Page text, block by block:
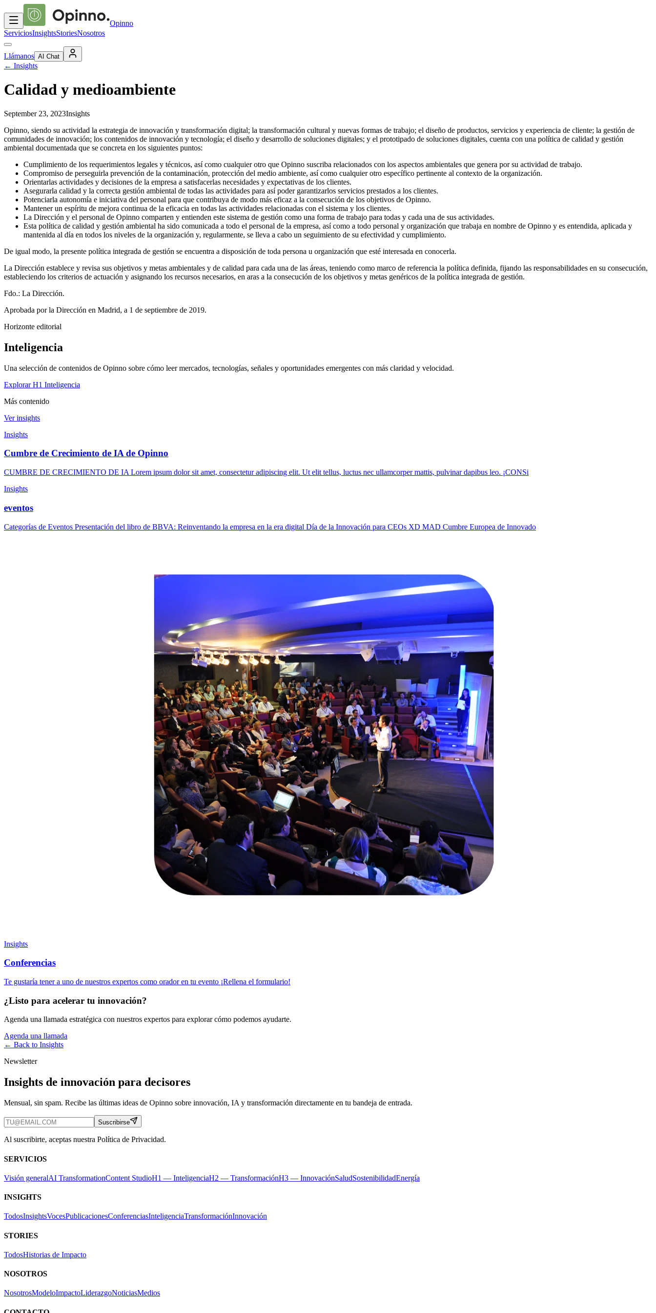
Opinno
ServiciosInsightsStoriesNosotros
Llámanos AI Chat
← Insights
Calidad y medioambiente
September 23, 2023Insights
Opinno, siendo su actividad la estrategia de innovación y transformación digital; la transformación cultural y nuevas formas de trabajo; el diseño de productos, servicios y experiencia de cliente; la gestión de
comunidades de innovación; los contenidos de innovación y tecnología; el diseño y desarrollo de soluciones digitales; y el prototipado de soluciones digitales, cuenta con una política de calidad y gestión
ambiental documentada que se concreta en los siguientes puntos:
Cumplimiento de los requerimientos legales y técnicos, así como cualquier otro que Opinno suscriba relacionados con los aspectos ambientales que genera por su actividad de trabajo.
Compromiso de perseguirla prevención de la contaminación, protección del medio ambiente, así como cualquier otro específico pertinente al contexto de la organización.
Orientarlas actividades y decisiones de la empresa a satisfacerlas necesidades y expectativas de los clientes.
Asegurarla calidad y la correcta gestión ambiental de todas las actividades para así poder garantizarlos servicios prestados a los clientes.
Potenciarla autonomía e iniciativa del personal para que contribuya de modo más eficaz a la consecución de los objetivos de Opinno.
Mantener un espíritu de mejora continua de la eficacia en todas las actividades relacionadas con el sistema y los clientes.
La Dirección y el personal de Opinno comparten y entienden este sistema de gestión como una forma de trabajo para todas y cada una de sus actividades.
Esta política de calidad y gestión ambiental ha sido comunicada a todo el personal de la empresa, así como a todo personal y organización que trabaja en nombre de Opinno y es entendida, aplicada y
mantenida al día en todos los niveles de la organización y, regularmente, se lleva a cabo un seguimiento de su efectividad y cumplimiento.
De igual modo, la presente política integrada de gestión se encuentra a disposición de toda persona u organización que esté interesada en conocerla.
La Dirección establece y revisa sus objetivos y metas ambientales y de calidad para cada una de las áreas, teniendo como marco de referencia la política definida, fijando las responsabilidades en su consecución,
estableciendo los criterios de actuación y asignando los recursos necesarios, en aras a la consecución de los objetivos y metas genéricos de la política integrada de gestión.
Fdo.: La Dirección.
Aprobada por la Dirección en Madrid, a 1 de septiembre de 2019.
Horizonte editorial
Inteligencia
Una selección de contenidos de Opinno sobre cómo leer mercados, tecnologías, señales y oportunidades emergentes con más claridad y velocidad.
Explorar H1 Inteligencia
Más contenido
Ver insights
Insights
Cumbre de Crecimiento de IA de Opinno
CUMBRE DE CRECIMIENTO DE IA Lorem ipsum dolor sit amet, consectetur adipiscing elit. Ut elit tellus, luctus nec ullamcorper mattis, pulvinar dapibus leo. ¡CONSi
Insights
eventos
Categorías de Eventos Presentación del libro de BBVA: Reinventando la empresa en la era digital Día de la Innovación para CEOs XD MAD Cumbre Europea de Innovado
Insights
Conferencias
Te gustaría tener a uno de nuestros expertos como orador en tu evento ¡Rellena el formulario!
¿Listo para acelerar tu innovación?
Agenda una llamada estratégica con nuestros expertos para explorar cómo podemos ayudarte.
Agenda una llamada
← Back to Insights
Newsletter
Insights de innovación para decisores
Mensual, sin spam. Recibe las últimas ideas de Opinno sobre innovación, IA y transformación directamente en tu bandeja de entrada.
Suscribirse
Al suscribirte, aceptas nuestra Política de Privacidad.
SERVICIOS
Visión generalAI TransformationContent StudioH1 — InteligenciaH2 — TransformaciónH3 — InnovaciónSaludSostenibilidadEnergía
INSIGHTS
TodosInsightsVocesPublicacionesConferenciasInteligenciaTransformaciónInnovación
STORIES
TodosHistorias de Impacto
NOSOTROS
NosotrosModeloImpactoLiderazgoNoticiasMedios